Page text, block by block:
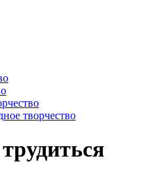
творчество